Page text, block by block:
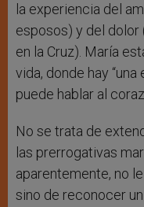
la experiencia del
esposos) y del dolor
en la Cruz). María
vida, donde hay
puede hablar al
No se trata de
las prerrogativas
aparentemente, no
sino de reconocer un